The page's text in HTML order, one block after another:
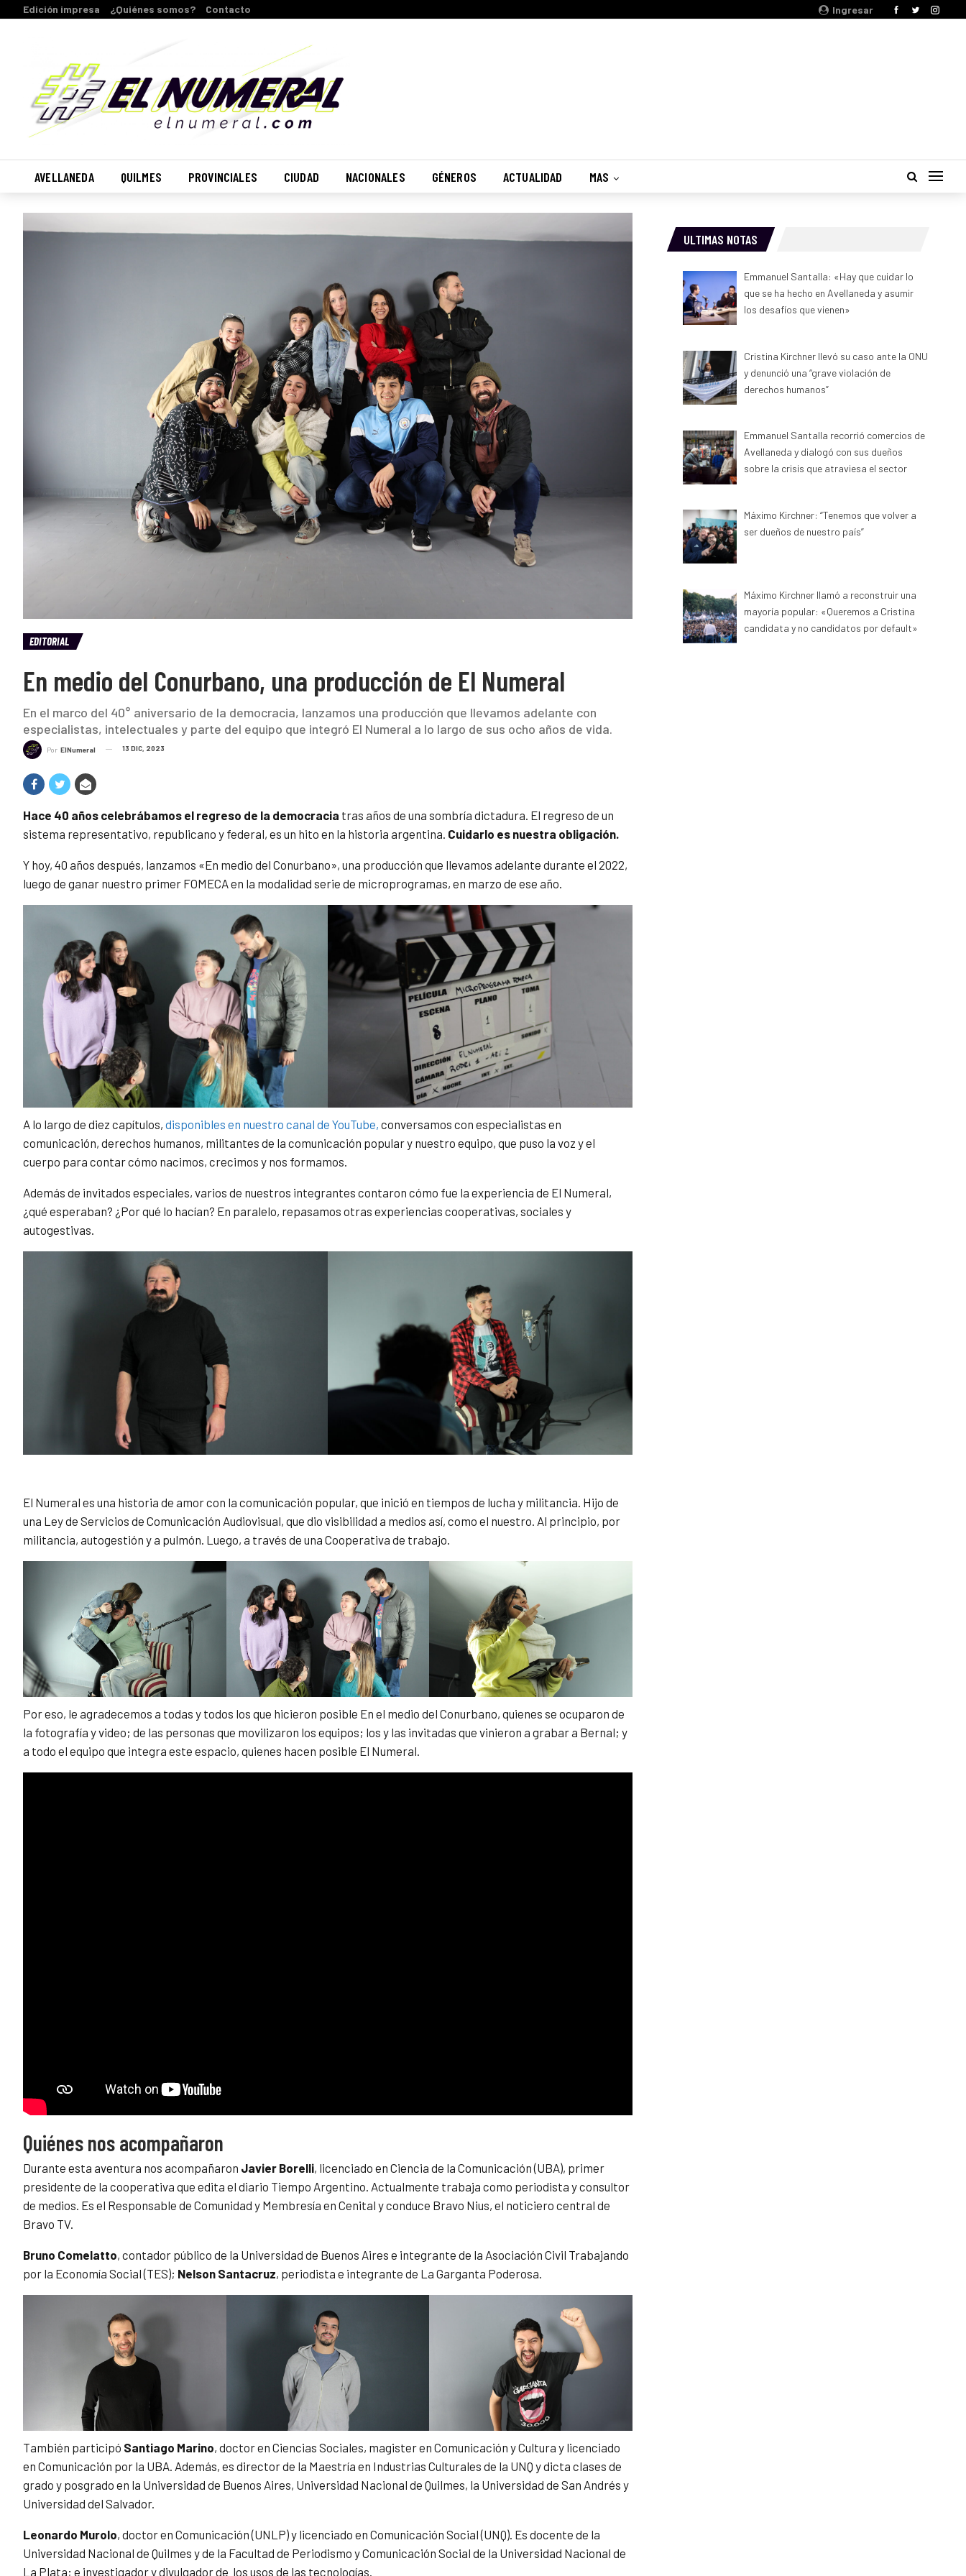
Ingresar
Edición impresa ¿Quiénes somos? Contacto
AVELLANEDA QUILMES PROVINCIALES CIUDAD NACIONALES GÉNEROS ACTUALIDAD MAS
EDITORIAL
En medio del Conurbano, una producción de El Numeral
En el marco del 40° aniversario de la democracia, lanzamos una producción que llevamos adelante con
especialistas, intelectuales y parte del equipo que integró El Numeral a lo largo de sus ocho años de vida.
Por ElNumeral 13 DIC, 2023
Hace 40 años celebrábamos el regreso de la democracia tras años de una sombría dictadura. El regreso de un
sistema representativo, republicano y federal, es un hito en la historia argentina. Cuidarlo es nuestra obligación.
Y hoy, 40 años después, lanzamos «En medio del Conurbano», una producción que llevamos adelante durante el 2022,
luego de ganar nuestro primer FOMECA en la modalidad serie de microprogramas, en marzo de ese año.
A lo largo de diez capítulos, disponibles en nuestro canal de YouTube, conversamos con especialistas en
comunicación, derechos humanos, militantes de la comunicación popular y nuestro equipo, que puso la voz y el
cuerpo para contar cómo nacimos, crecimos y nos formamos.
Además de invitados especiales, varios de nuestros integrantes contaron cómo fue la experiencia de El Numeral,
¿qué esperaban? ¿Por qué lo hacían? En paralelo, repasamos otras experiencias cooperativas, sociales y
autogestivas.
El Numeral es una historia de amor con la comunicación popular, que inició en tiempos de lucha y militancia. Hijo de
una Ley de Servicios de Comunicación Audiovisual, que dio visibilidad a medios así, como el nuestro. Al principio, por
militancia, autogestión y a pulmón. Luego, a través de una Cooperativa de trabajo.
Por eso, le agradecemos a todas y todos los que hicieron posible En el medio del Conurbano, quienes se ocuparon de
la fotografía y video; de las personas que movilizaron los equipos; los y las invitadas que vinieron a grabar a Bernal; y
a todo el equipo que integra este espacio, quienes hacen posible El Numeral.
Quiénes nos acompañaron
Durante esta aventura nos acompañaron Javier Borelli, licenciado en Ciencia de la Comunicación (UBA), primer
presidente de la cooperativa que edita el diario Tiempo Argentino. Actualmente trabaja como periodista y consultor
de medios. Es el Responsable de Comunidad y Membresía en Cenital y conduce Bravo Nius, el noticiero central de
Bravo TV.
Bruno Comelatto, contador público de la Universidad de Buenos Aires e integrante de la Asociación Civil Trabajando
por la Economía Social (TES); Nelson Santacruz, periodista e integrante de La Garganta Poderosa.
También participó Santiago Marino, doctor en Ciencias Sociales, magister en Comunicación y Cultura y licenciado
en Comunicación por la UBA. Además, es director de la Maestría en Industrias Culturales de la UNQ y dicta clases de
grado y posgrado en la Universidad de Buenos Aires, Universidad Nacional de Quilmes, la Universidad de San Andrés y
Universidad del Salvador.
Leonardo Murolo, doctor en Comunicación (UNLP) y licenciado en Comunicación Social (UNQ). Es docente de la
Universidad Nacional de Quilmes y de la Facultad de Periodismo y Comunicación Social de la Universidad Nacional de
La Plata; e investigador y divulgador de los usos de las tecnologías.
ULTIMAS NOTAS
Emmanuel Santalla: «Hay que cuidar lo
que se ha hecho en Avellaneda y asumir
los desafíos que vienen»
Cristina Kirchner llevó su caso ante la ONU
y denunció una “grave violación de
derechos humanos”
Emmanuel Santalla recorrió comercios de
Avellaneda y dialogó con sus dueños
sobre la crisis que atraviesa el sector
Máximo Kirchner: “Tenemos que volver a
ser dueños de nuestro país”
Máximo Kirchner llamó a reconstruir una
mayoría popular: «Queremos a Cristina
candidata y no candidatos por default»